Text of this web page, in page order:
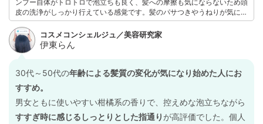
ンプー自体がトロトロで泡立ちも良く、髪への摩擦も気にならないため頭
皮の洗浄がしっかり行えている感覚です。髪のパサつきやうねりが気にな
っていましたが、柔らかくふんわりとしたツヤ髪に整えてくれました。お
肌と同様に髪にもエイジングケアに適した商品を使用することの重要性を
感じさせてくれたシャンプーです。
30代～50代の年齢による髪質の変化が気になり始めた人にお
すすめ。
男女ともに使いやすい柑橘系の香りで、控えめな泡立ちながら
すすぎ時に感じるしっとりとした指通り が高評価でした。個人